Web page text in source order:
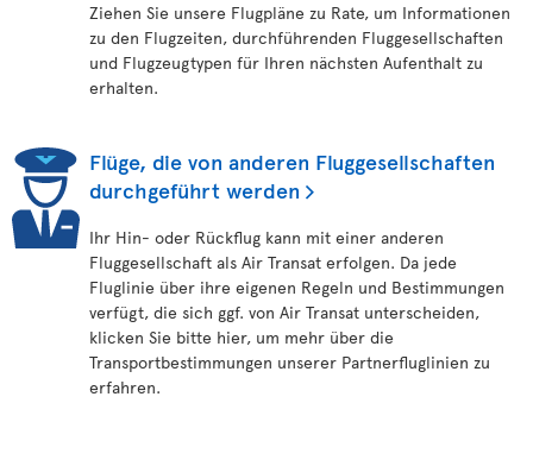
Ziehen Sie unsere Flugpläne zu Rate, um Informationen
zu den Flugzeiten, durchführenden Fluggesellschaften
und Flugzeugtypen für Ihren nächsten Aufenthalt zu
erhalten.
Flüge, die von anderen Fluggesellschaften
durchgeführt werden
Ihr Hin- oder Rückflug kann mit einer anderen
Fluggesellschaft als Air Transat erfolgen. Da jede
Fluglinie über ihre eigenen Regeln und Bestimmungen
verfügt, die sich ggf. von Air Transat unterscheiden,
klicken Sie bitte hier, um mehr über die
Transportbestimmungen unserer Partnerfluglinien zu
erfahren.